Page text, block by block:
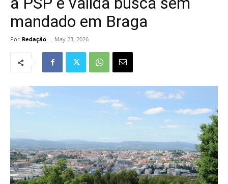
mandado em Braga
Por Redação - May 23, 2026